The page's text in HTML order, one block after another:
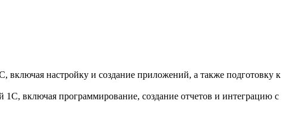
включая настройку и создание приложений, а также подготовку к
включая программирование, создание отчетов и интеграцию с